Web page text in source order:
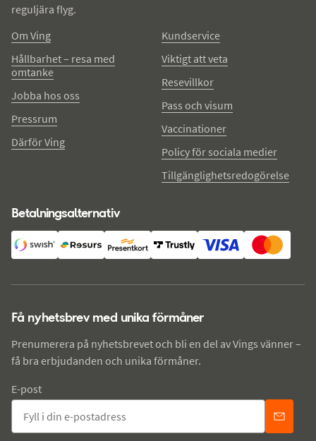
reguljära flyg.
Om Ving
Hållbarhet – resa med
omtanke
Jobba hos oss
Pressrum
Därför Ving
Kundservice
Viktigt att veta
Resevillkor
Pass och visum
Vaccinationer
Policy för sociala medier
Tillgänglighetsredogörelse
Betalningsalternativ
Få nyhetsbrev med unika förmåner
Prenumerera på nyhetsbrevet och bli en del av Vings vänner –
få bra erbjudanden och unika förmåner.
E-post